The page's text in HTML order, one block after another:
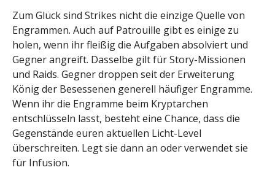
Zum Glück sind Strikes nicht die einzige Quelle von
Engrammen. Auch auf Patrouille gibt es einige zu
holen, wenn ihr fleißig die Aufgaben absolviert und
Gegner angreift. Dasselbe gilt für Story-Missionen
und Raids. Gegner droppen seit der Erweiterung
König der Besessenen generell häufiger Engramme.
Wenn ihr die Engramme beim Kryptarchen
entschlüsseln lasst, besteht eine Chance, dass die
Gegenstände euren aktuellen Licht-Level
überschreiten. Legt sie dann an oder verwendet sie
für Infusion.